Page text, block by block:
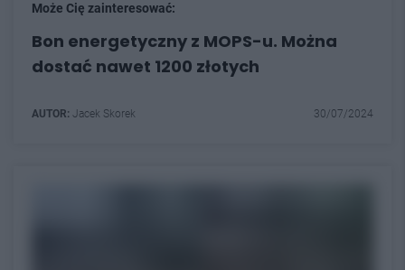
Może Cię zainteresować:
Bon energetyczny z MOPS-u. Można
dostać nawet 1200 złotych
AUTOR: Jacek Skorek 30/07/2024